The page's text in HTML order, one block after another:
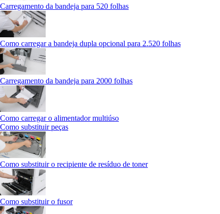
Carregamento da bandeja para 520 folhas
Como carregar a bandeja dupla opcional para 2.520 folhas
Carregamento da bandeja para 2000 folhas
Como carregar o alimentador multiúso
Como substituir peças
Como substituir o recipiente de resíduo de toner
Como substituir o fusor